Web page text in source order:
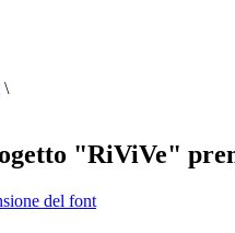
\
"RiViVe"
del font